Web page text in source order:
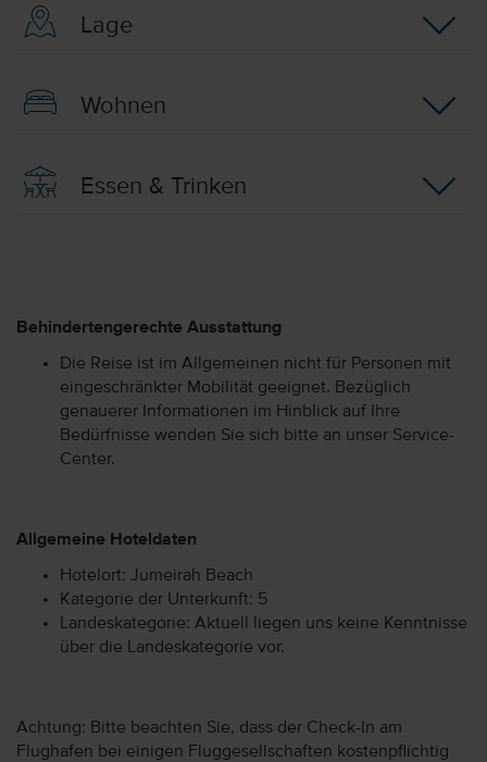
Lage
Wohnen
Essen & Trinken
Behindertengerechte Ausstattung
Die Reise ist im Allgemeinen nicht für Personen mit
eingeschränkter Mobilität geeignet. Bezüglich
genauerer Informationen im Hinblick auf Ihre
Bedürfnisse wenden Sie sich bitte an unser Service-
Center.
Allgemeine Hoteldaten
Hotelort: Jumeirah Beach
Kategorie der Unterkunft: 5
Landeskategorie: Aktuell liegen uns keine Kenntnisse
über die Landeskategorie vor.
Achtung: Bitte beachten Sie, dass der Check-In am
Flughafen bei einigen Fluggesellschaften kostenpflichtig